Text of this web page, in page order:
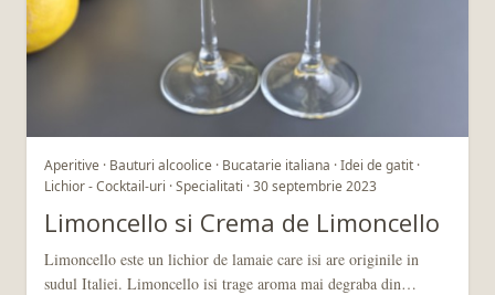
Aperitive · Bauturi alcoolice · Bucatarie italiana · Idei de gatit ·
Lichior - Cocktail-uri · Specialitati · 30 septembrie 2023
Limoncello si Crema de Limoncello
Limoncello este un lichior de lamaie care isi are originile in
sudul Italiei. Limoncello isi trage aroma mai degraba din…